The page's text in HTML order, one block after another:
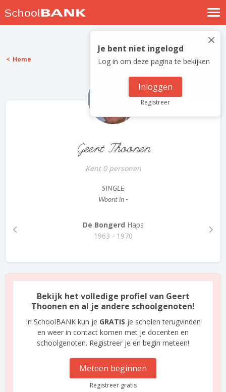
Nostalgische verhalen
Log in
Meld je gratis aan
×
Je bent niet ingelogd
Log in om deze pagina te bekijken
Inloggen
Registreer
Home
Geert Thoonen
Kent 0 personen
SINGLE
Woont in -
De Bongerd Haps
1963 - 1970
Bekijk het volledige profiel van Geert
Thoonen en al je andere schoolgenoten!
In SchoolBANK kun je GRATIS je scholen terugvinden
en weer in contact komen met je docenten en
schoolgenoten. Registreer je en begin meteen!
Meteen beginnen
Registreer gratis